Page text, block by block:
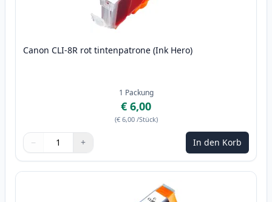
Canon CLI-8R rot tintenpatrone (Ink Hero)
1 Packung
€ 6,00
(€ 6,00 /Stück)
Menge
Verwenden Sie die Tasten, um anzupassen
− +
Menge 1 In den Korb